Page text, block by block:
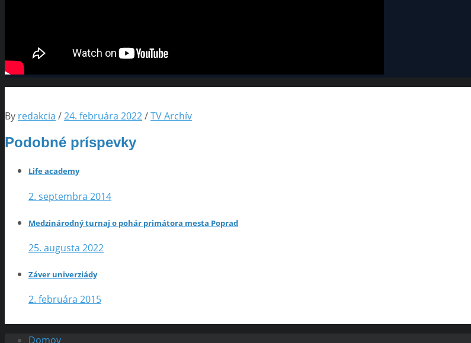
By redakcia /24. februára 2022/TV Archív
Podobné príspevky
Life academy
2. septembra 2014
Medzinárodný turnaj o pohár primátora mesta Poprad
25. augusta 2022
Záver univerziády
2. februára 2015
Domov